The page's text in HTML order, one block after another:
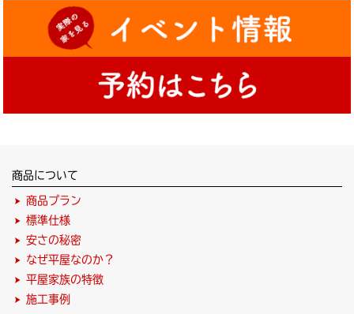
商品について
商品プラン
標準仕様
安さの秘密
なぜ平屋なのか？
平屋家族の特徴
施工事例